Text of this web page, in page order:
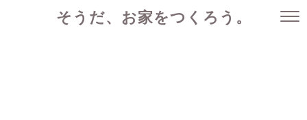
そうだ、お家をつくろう。